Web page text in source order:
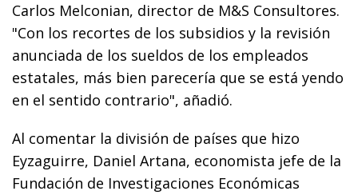
Carlos Melconian, director de M&S Consultores.
"Con los recortes de los subsidios y la revisión
anunciada de los sueldos de los empleados
estatales, más bien parecería que se está yendo
en el sentido contrario", añadió.
Al comentar la división de países que hizo
Eyzaguirre, Daniel Artana, economista jefe de la
Fundación de Investigaciones Económicas